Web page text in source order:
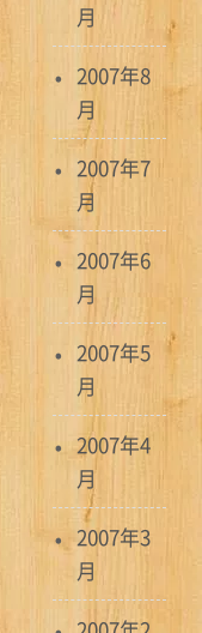
月
2007年8
月
2007年7
月
2007年6
月
2007年5
月
2007年4
月
2007年3
月